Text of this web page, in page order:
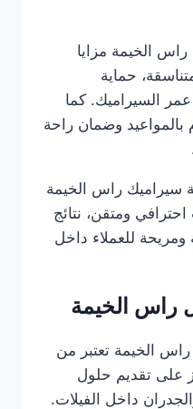
الخيمة مزايا
حماية
عمر السيراميك. كما
وضمان راحة
سيراميك راس الخيمة
ومتقن، نتائج
ومريحة للعملاء داخل
راس الخيمة
الخيمة تعتبر من
على تقديم حلول
داخل الفيلات.